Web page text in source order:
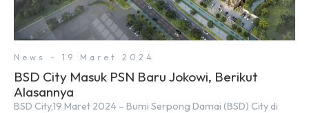
News - 19 Maret 2024
BSD City Masuk PSN Baru Jokowi, Berikut
Alasannya
BSD City,19 Maret 2024 – Bumi Serpong Damai (BSD) City di